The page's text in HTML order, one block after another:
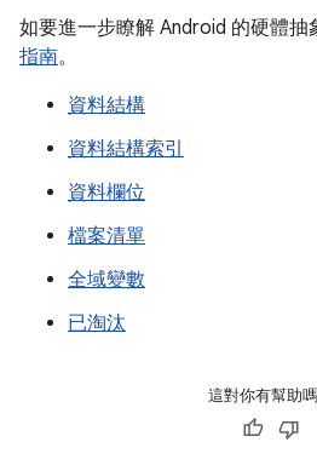
如要進一步瞭解 Android 的硬體抽
指南。
資料結構
資料結構索引
資料欄位
檔案清單
全域變數
已淘汰
這對你有幫助